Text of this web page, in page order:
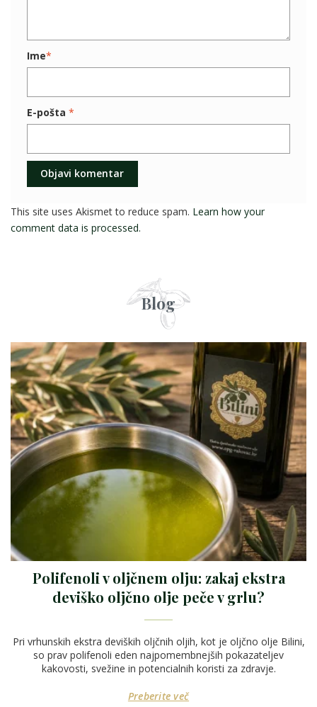
Ime*
E-pošta *
This site uses Akismet to reduce spam. Learn how your
comment data is processed.
Blog
Polifenoli v oljčnem olju: zakaj ekstra
deviško oljčno olje peče v grlu?
Pri vrhunskih ekstra deviških oljčnih oljih, kot je oljčno olje Bilini,
so prav polifenoli eden najpomembnejših pokazateljev
kakovosti, svežine in potencialnih koristi za zdravje.
Preberite več